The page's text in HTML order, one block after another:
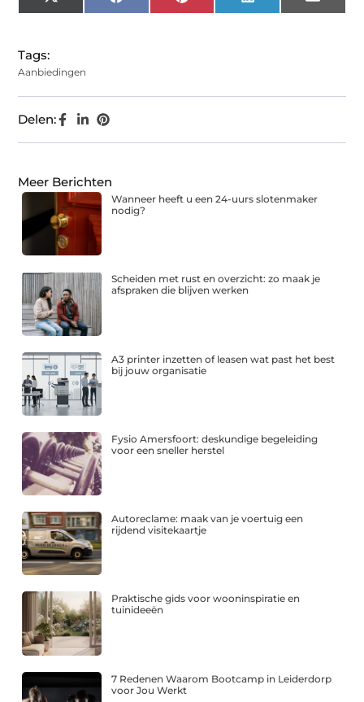
(Twitter)
Tags:
Aanbiedingen
Delen:
Meer Berichten
Wanneer heeft u een 24-uurs slotenmaker
nodig?
Scheiden met rust en overzicht: zo maak je
afspraken die blijven werken
A3 printer inzetten of leasen wat past het best
bij jouw organisatie
Fysio Amersfoort: deskundige begeleiding
voor een sneller herstel
Autoreclame: maak van je voertuig een
rijdend visitekaartje
Praktische gids voor wooninspiratie en
tuinideeën
7 Redenen Waarom Bootcamp in Leiderdorp
voor Jou Werkt